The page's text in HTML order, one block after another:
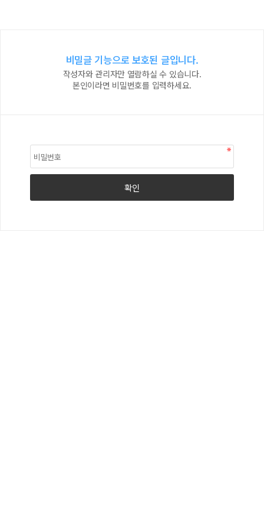
비밀글 기능으로 보호된 글입니다.
작성자와 관리자만 열람하실 수 있습니다.
본인이라면 비밀번호를 입력하세요.